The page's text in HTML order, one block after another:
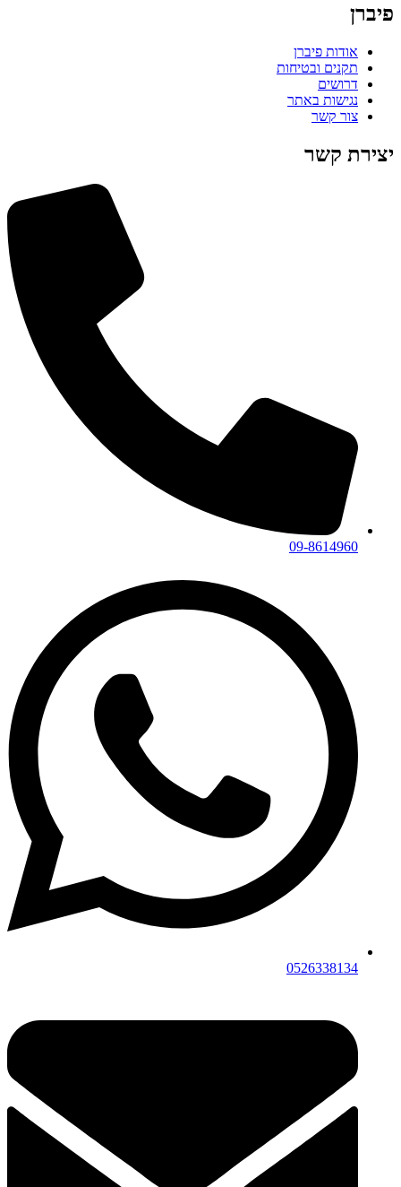
פיברן
אודות פיברן
תקנים ובטיחות
דרושים
נגישות באתר
צור קשר
יצירת קשר
09-8614960
0526338134